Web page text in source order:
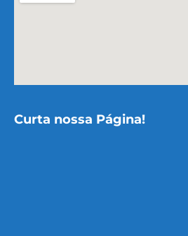
Curta nossa Página!